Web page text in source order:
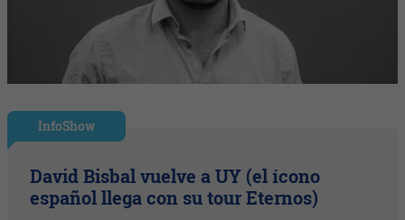
InfoShow
David Bisbal vuelve a UY (el ícono
español llega con su tour Eternos)